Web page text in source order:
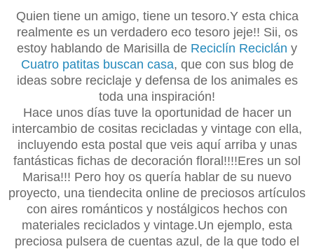
Quien tiene un amigo, tiene un tesoro.Y esta chica
realmente es un verdadero eco tesoro jeje!! Sii, os
estoy hablando de Marisilla de Reciclín Reciclán y
Cuatro patitas buscan casa, que con sus blog de
ideas sobre reciclaje y defensa de los animales es
toda una inspiración!
Hace unos días tuve la oportunidad de hacer un
intercambio de cositas recicladas y vintage con ella,
incluyendo esta postal que veis aquí arriba y unas
fantásticas fichas de decoración floral!!!!Eres un sol
Marisa!!! Pero hoy os quería hablar de su nuevo
proyecto, una tiendecita online de preciosos artículos
con aires románticos y nostálgicos hechos con
materiales reciclados y vintage.Un ejemplo, esta
preciosa pulsera de cuentas azul, de la que todo el